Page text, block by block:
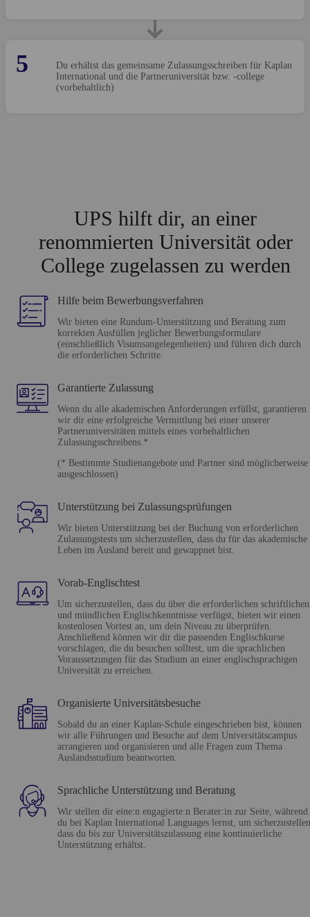
5
Du erhältst das gemeinsame Zulassungsschreiben für Kaplan
International und die Partneruniversität bzw. -college
(vorbehaltlich)
UPS hilft dir, an einer
renommierten Universität oder
College zugelassen zu werden
Hilfe beim Bewerbungsverfahren
Wir bieten eine Rundum-Unterstützung und Beratung zum
korrekten Ausfüllen jeglicher Bewerbungsformulare
(einschließlich Visumsangelegenheiten) und führen dich durch
die erforderlichen Schritte.
Garantierte Zulassung
Wenn du alle akademischen Anforderungen erfüllst, garantieren
wir dir eine erfolgreiche Vermittlung bei einer unserer
Partneruniversitäten mittels eines vorbehaltlichen
Zulassungsschreibens.*
(* Bestimmte Studienangebote und Partner sind möglicherweise
ausgeschlossen)
Unterstützung bei Zulassungsprüfungen
Wir bieten Unterstützung bei der Buchung von erforderlichen
Zulassungstests um sicherzustellen, dass du für das akademische
Leben im Ausland bereit und gewappnet bist.
Vorab-Englischtest
Um sicherzustellen, dass du über die erforderlichen schriftlichen
und mündlichen Englischkenntnisse verfügst, bieten wir einen
kostenlosen Vortest an, um dein Niveau zu überprüfen.
Anschließend können wir dir die passenden Englischkurse
vorschlagen, die du besuchen solltest, um die sprachlichen
Voraussetzungen für das Studium an einer englischsprachigen
Universität zu erreichen.
Organisierte Universitätsbesuche
Sobald du an einer Kaplan-Schule eingeschrieben bist, können
wir alle Führungen und Besuche auf dem Universitätscampus
arrangieren und organisieren und alle Fragen zum Thema
Auslandsstudium beantworten.
Sprachliche Unterstützung und Beratung
Wir stellen dir eine:n engagierte:n Berater:in zur Seite, während
du bei Kaplan International Languages lernst, um
dass du bis zur Universitätszulassung eine kontinuierliche
Unterstützung erhältst.